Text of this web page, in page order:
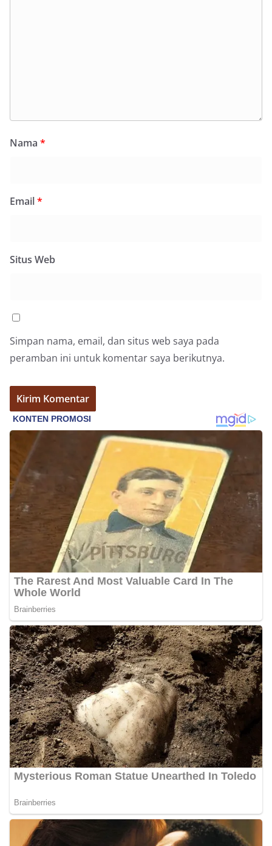
Nama *
Email*
Situs Web
Simpan nama, email, dan situs web saya pada
peramban ini untuk komentar saya berikutnya.